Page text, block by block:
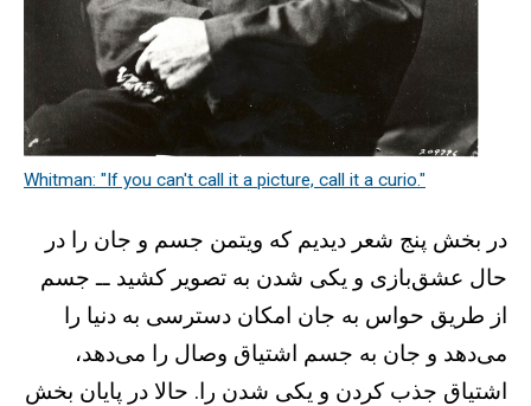
Whitman: "If you can't call it a picture, call it a curio."
در بخش پنج شعر دیدیم که ویتمن جسم و جان را در
حال عشق‌بازی و یکی شدن به تصویر کشید ــ جسم
از طریق حواس به جان امکان دسترسی به دنیا را
می‌دهد و جان به جسم اشتیاق وصال را می‌دهد،
اشتیاق جذب کردن و یکی شدن را. حالا در پایان بخش